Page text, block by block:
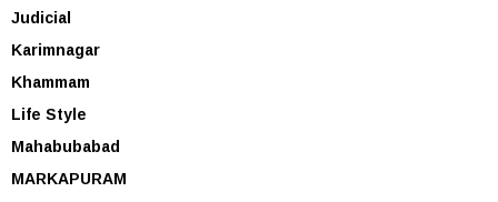
Judicial
Karimnagar
Khammam
Life Style
Mahabubabad
MARKAPURAM